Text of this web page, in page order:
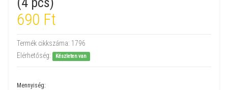
690 Ft
Termék cikkszáma: 1796
Elérhetőség:
Készleten van
Mennyiség: